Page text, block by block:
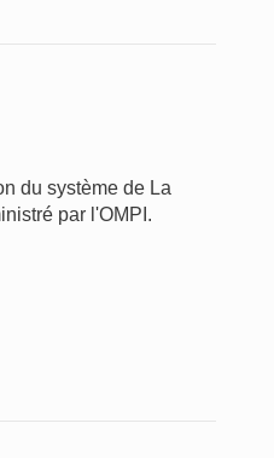
du système de La
par l'OMPI.